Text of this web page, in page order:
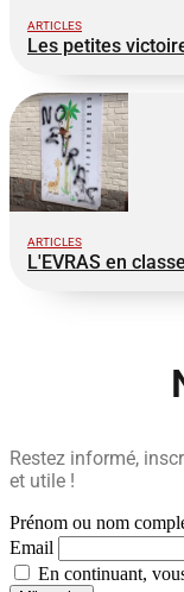
ARTICLES
Les petites
ARTICLES
L'EVRAS en classe
Restez informé,
et utile !
Prénom ou nom
Email
En continuant,